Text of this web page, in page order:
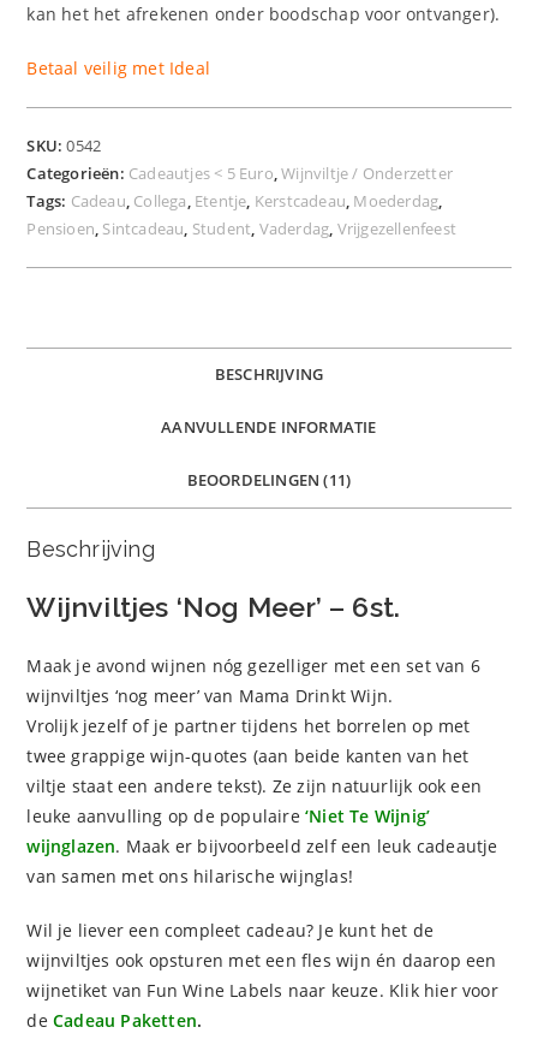
kan het het afrekenen onder boodschap voor ontvanger).
Betaal veilig met Ideal
SKU:0542
Categorieën: Cadeautjes < 5 Euro,Wijnviltje / Onderzetter
Tags: Cadeau, Collega, Etentje, Kerstcadeau, Moederdag,
Pensioen, Sintcadeau, Student, Vaderdag, Vrijgezellenfeest
BESCHRIJVING
AANVULLENDE INFORMATIE
BEOORDELINGEN (11)
Beschrijving
Wijnviltjes ‘Nog Meer’ – 6st.
Maak je avond wijnen nóg gezelliger met een set van 6
wijnviltjes ‘nog meer’ van Mama Drinkt Wijn.
Vrolijk jezelf of je partner tijdens het borrelen op met
twee grappige wijn-quotes (aan beide kanten van het
viltje staat een andere tekst). Ze zijn natuurlijk ook een
leuke aanvulling op de populaire‘Niet Te Wijnig’
wijnglazen. Maak er bijvoorbeeld zelf een leuk cadeautje
van samen met ons hilarische wijnglas!
Wil je liever een compleet cadeau? Je kunt het de
wijnviltjes ook opsturen met een fles wijn én daarop een
wijnetiket van Fun Wine Labels naar keuze. Klik hier voor
deCadeau Paketten.